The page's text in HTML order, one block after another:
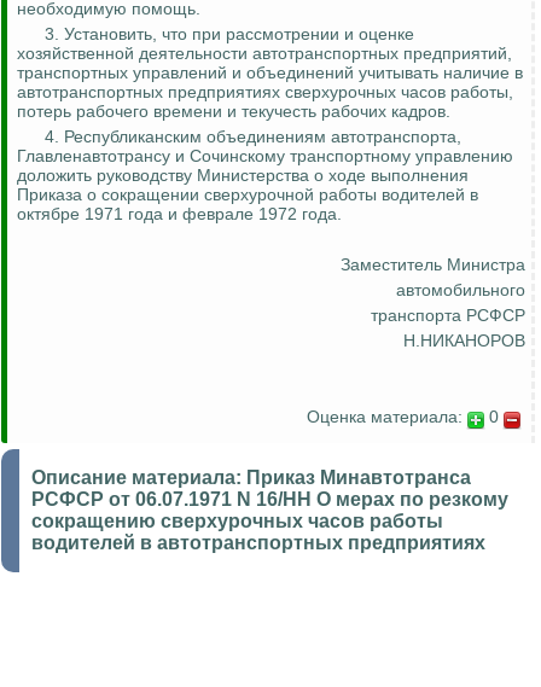
необходимую помощь.
3. Установить, что при рассмотрении и оценке
хозяйственной деятельности автотранспортных предприятий,
транспортных управлений и объединений учитывать наличие в
автотранспортных предприятиях сверхурочных часов работы,
потерь рабочего времени и текучесть рабочих кадров.
4. Республиканским объединениям автотранспорта,
Главленавтотрансу и Сочинскому транспортному управлению
доложить руководству Министерства о ходе выполнения
Приказа о сокращении сверхурочной работы водителей в
октябре 1971 года и феврале 1972 года.
Заместитель Министра
автомобильного
транспорта РСФСР
Н.НИКАНОРОВ
Оценка материала: 0
Описание материала: Приказ Минавтотранса
РСФСР от 06.07.1971 N 16/НН О мерах по резкому
сокращению сверхурочных часов работы
водителей в автотранспортных предприятиях